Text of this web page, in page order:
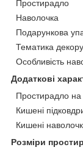
Простирадло
Наволочка
Подарункова
Тематика
Особливість
Додаткові
Простирадло на
Кишені
Кишені
Розміри